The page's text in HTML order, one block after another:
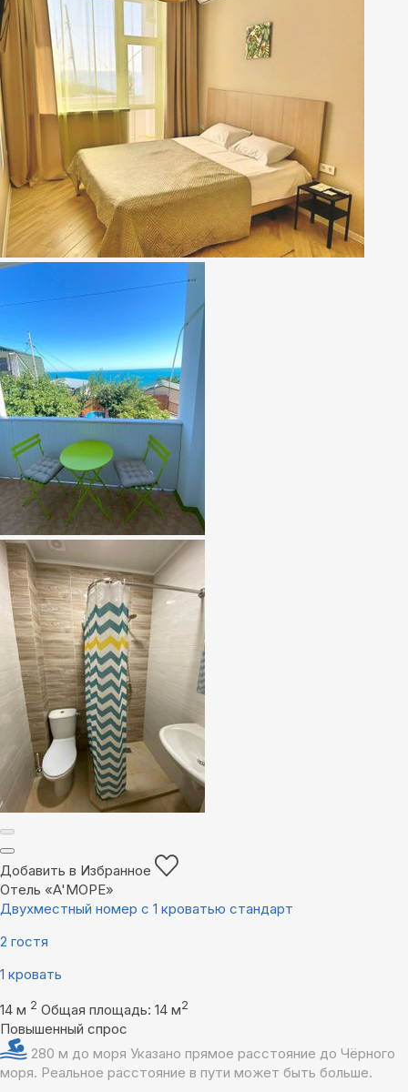
Добавить в Избранное
Отель «A'МОРЕ»
Двухместный номер с 1 кроватью стандарт
2 гостя
1 кровать
14 м 2 Общая площадь: 14 м2
Повышенный спрос
280 м до моря Указано прямое расстояние до Чёрного
моря. Реальное расстояние в пути может быть больше.